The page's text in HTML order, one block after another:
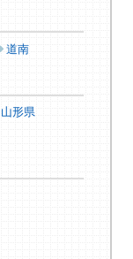
道南
山形県